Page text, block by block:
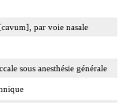
par voie nasale
sous anesthésie générale